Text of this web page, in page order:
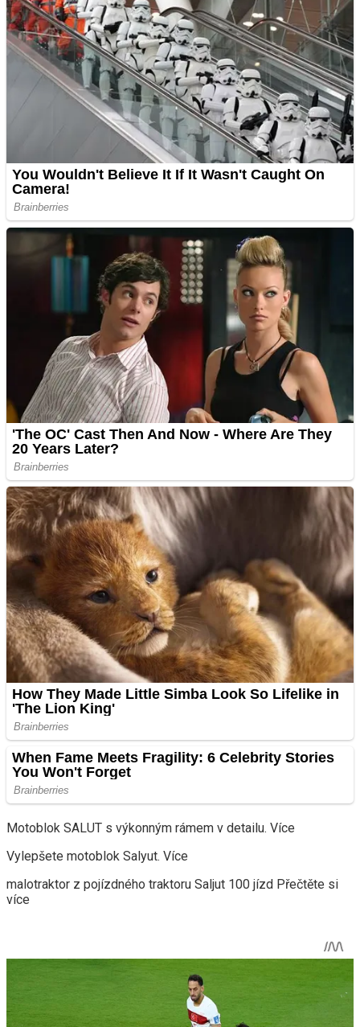
Motoblok SALUT s výkonným rámem v detailu. Více
Vylepšete motoblok Salyut. Více
malotraktor z pojízdného traktoru Saljut 100 jízd Přečtěte si
více